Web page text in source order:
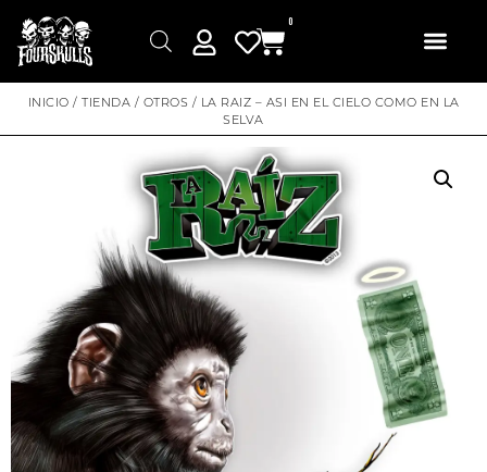
0
INICIO / TIENDA / OTROS / LA RAIZ – ASI EN EL CIELO COMO EN LA
SELVA